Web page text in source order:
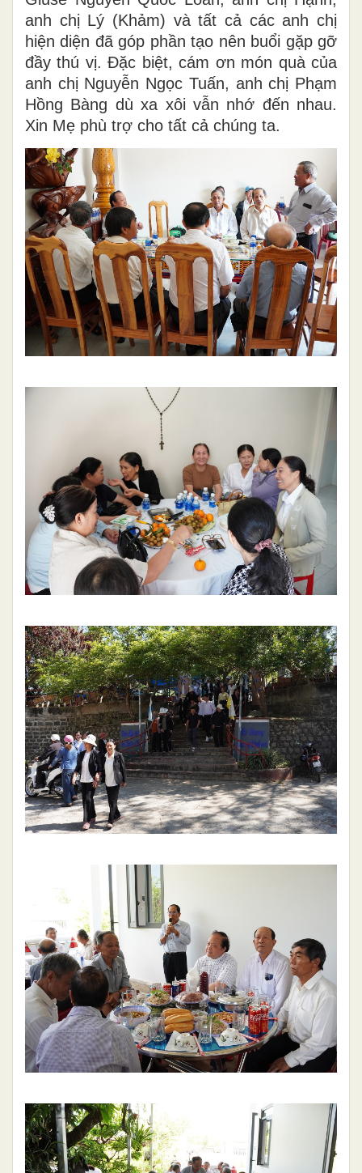
anh chị Lý (Khảm) và tất cả các anh chị
hiện diện đã góp phần tạo nên buổi gặp gỡ
đầy thú vị. Đặc biệt, cám ơn món quà của
anh chị Nguyễn Ngọc Tuấn, anh chị Phạm
Hồng Bàng dù xa xôi vẫn nhớ đến nhau.
Xin Mẹ phù trợ cho tất cả chúng ta.